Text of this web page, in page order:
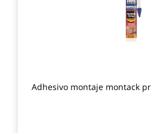
Adhesivo montaje montack